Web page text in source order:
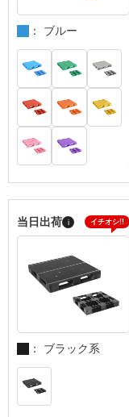
： ブルー
当日出荷 i イチオシ!!
： ブラック系